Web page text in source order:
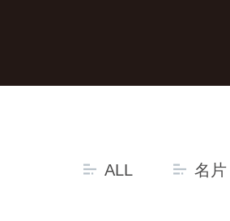
ALL 名片